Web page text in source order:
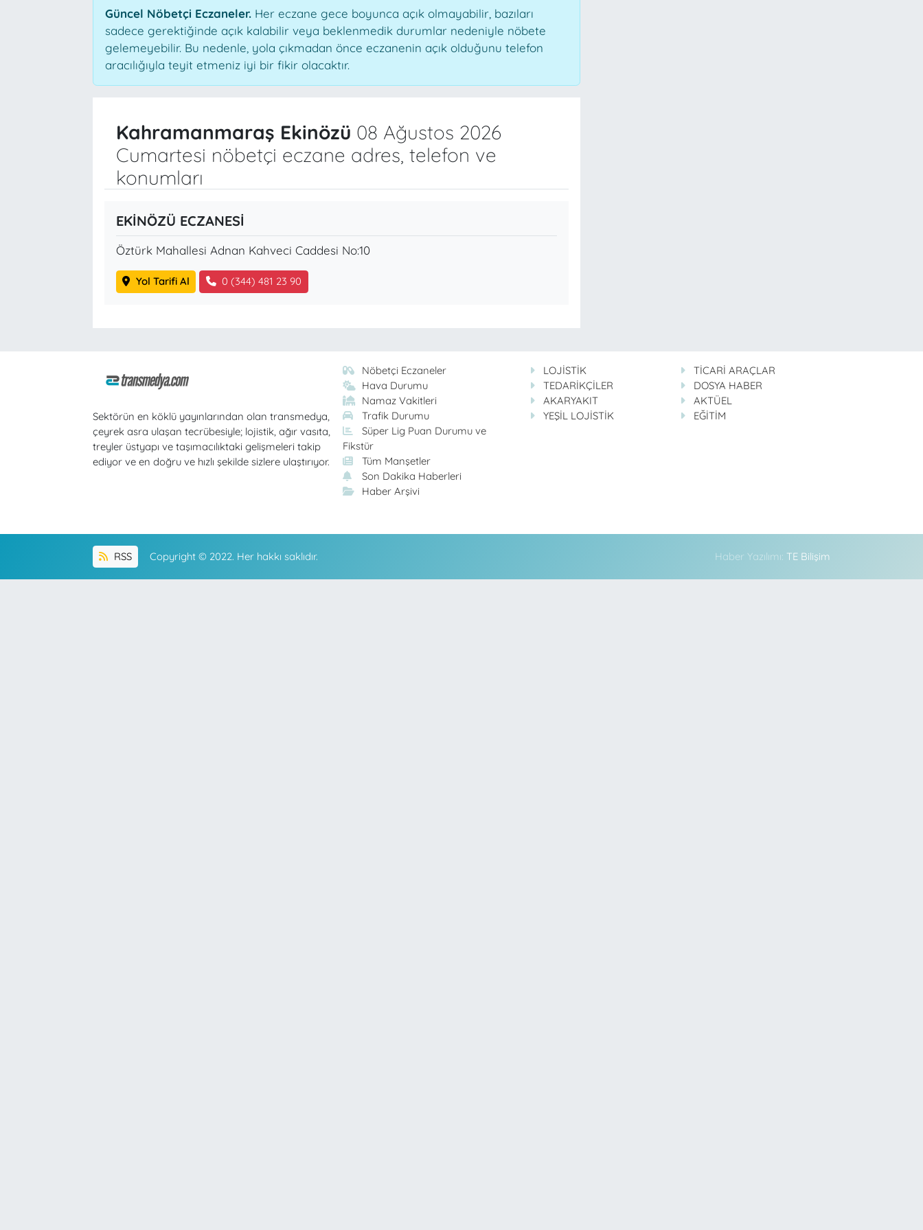
Güncel Nöbetçi Eczaneler.Her eczane gece boyunca açık olmayabilir, bazıları
sadece gerektiğinde açık kalabilir veya beklenmedik durumlar nedeniyle nöbete
gelemeyebilir. Bu nedenle, yola çıkmadan önce eczanenin açık olduğunu telefon
aracılığıyla teyit etmeniz iyi bir fikir olacaktır.
Kahramanmaraş Ekinözü 08 Ağustos 2026
Cumartesi nöbetçi eczane adres, telefon ve
konumları
EKİNÖZÜ ECZANESİ
Öztürk Mahallesi Adnan Kahveci Caddesi No:10
Yol Tarifi Al 0 (344) 481 23 90
Sektörün en köklü yayınlarından olan transmedya,
çeyrek asra ulaşan tecrübesiyle; lojistik, ağır vasıta,
treyler üstyapı ve taşımacılıktaki gelişmeleri takip
ediyor ve en doğru ve hızlı şekilde sizlere ulaştırıyor.
Nöbetçi Eczaneler
Hava Durumu
Namaz Vakitleri
Trafik Durumu
Süper Lig Puan Durumu ve
Fikstür
Tüm Manşetler
Son Dakika Haberleri
Haber Arşivi
LOJİSTİK
TİCARİ ARAÇLAR
TEDARİKÇİLER
DOSYA HABER
AKARYAKIT
AKTÜEL
YEŞİL LOJİSTİK
EĞİTİM
RSS Copyright © 2022. Her hakkı saklıdır. Haber Yazılımı: TE Bilişim